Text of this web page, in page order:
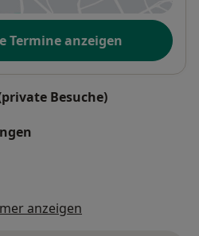
Termine anzeigen
Besuche)
anzeigen